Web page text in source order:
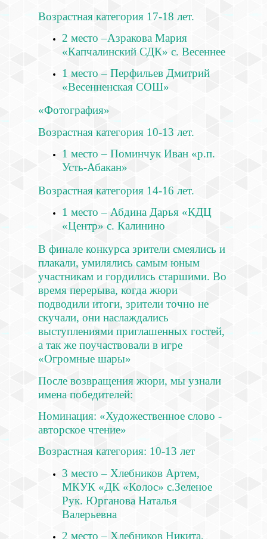
Возрастная категория 17-18 лет.
2 место –Азракова Мария
«Капчалинский СДК» с. Весеннее
1 место – Перфильев Дмитрий
«Весенненская СОШ»
«Фотография»
Возрастная категория 10-13 лет.
1 место – Поминчук Иван «р.п.
Усть-Абакан»
Возрастная категория 14-16 лет.
1 место – Абдина Дарья «КДЦ
«Центр» с. Калинино
В финале конкурса зрители смеялись и
плакали, умилялись самым юным
участникам и гордились старшими. Во
время перерыва, когда жюри
подводили итоги, зрители точно не
скучали, они наслаждались
выступлениями приглашенных гостей,
а так же поучаствовали в игре
«Огромные шары»
После возвращения жюри, мы узнали
имена победителей:
Номинация: «Художественное слово -
авторское чтение»
Возрастная категория: 10-13 лет
3 место – Хлебников Артем,
МКУК «ДК «Колос» с.Зеленое
Рук. Юрганова Наталья
Валерьевна
2 место – Хлебников Никита,